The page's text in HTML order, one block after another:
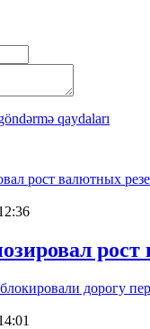
qaydaları